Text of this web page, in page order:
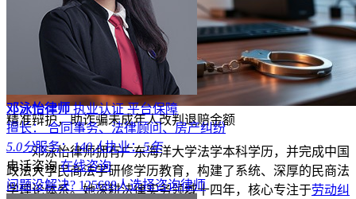
精准辩护，助诈骗未成年人改判退赔金额
邓泳怡律师拥有广东海洋大学法学本科学历，并完成中国
政法大学民商法学研修学历教育，构建了系统、深厚的民商法
学理论体系。她深耕法律实务领域十四年，核心专注于劳动纠
邓泳怡律师 执业认证 平台保障
擅长： 合同事务、法律顾问、房产纠纷
5.0分服务：140人执业：5年
电话咨询 在线咨询
问题没解决? 125688人选择咨询律师